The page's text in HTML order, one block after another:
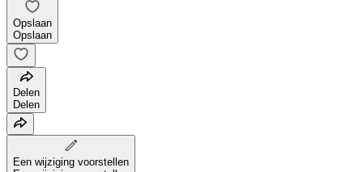
Opslaan
Opslaan
Delen
Delen
Een wijziging voorstellen